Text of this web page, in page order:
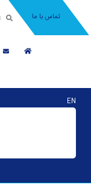
تماس با ما
EN